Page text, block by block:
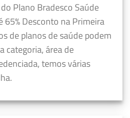
Plano Bradesco Saúde
65% Desconto na Primeira
de planos de saúde podem
categoria, área de
temos várias